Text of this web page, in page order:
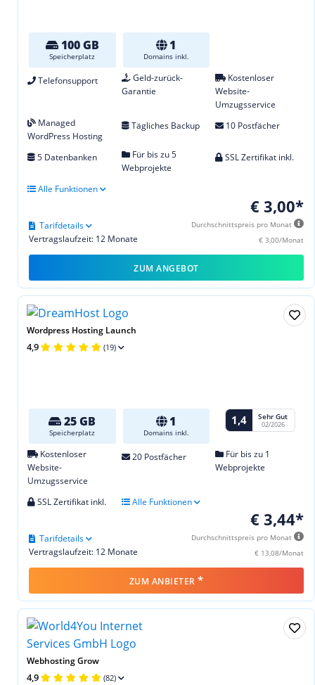
100 GB
Speicherplatz
1
Domains inkl.
Telefonsupport
Geld-zurück-
Garantie
Kostenloser
Website-
Umzugsservice
Managed
WordPress Hosting
Tägliches Backup 10 Postfächer
5 Datenbanken
Für bis zu 5
Webprojekte
SSL Zertifikat inkl.
Alle Funktionen
€ 3,00*
Durchschnittspreis pro Monat
€ 3,00/Monat
Vertragslaufzeit: 12 Monate
Tarifdetails
ZUM ANGEBOT
Wordpress Hosting Launch
4,9 (19)
25 GB
Speicherplatz
1
Domains inkl.
1,4 Sehr Gut
02/2026
Kostenloser
Website-
Umzugsservice
20 Postfächer
Für bis zu 1
Webprojekte
SSL Zertifikat inkl. Alle Funktionen
€ 3,44*
Durchschnittspreis pro Monat
€ 13,08/Monat
Vertragslaufzeit: 12 Monate
Tarifdetails
ZUM ANBIETER *
Webhosting Grow
4,9 (82)